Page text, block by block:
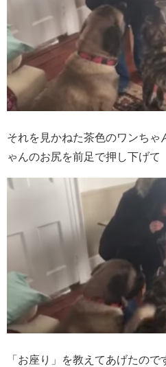
それを見かねた茶色のワンちゃ
ゃんのお尻を前足で押し下げて
「お座り」を教えてあげたので